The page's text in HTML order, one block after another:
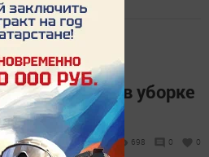
отстаёт в уборке
698 0 0